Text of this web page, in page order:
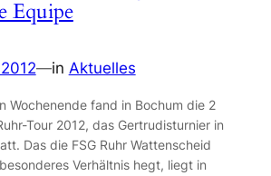
Equipe
—in Aktuelles
Wochenende fand in Bochum die 2
Tour 2012, das Gertrudisturnier in
Das die FSG Ruhr Wattenscheid
Verhältnis hegt, liegt in